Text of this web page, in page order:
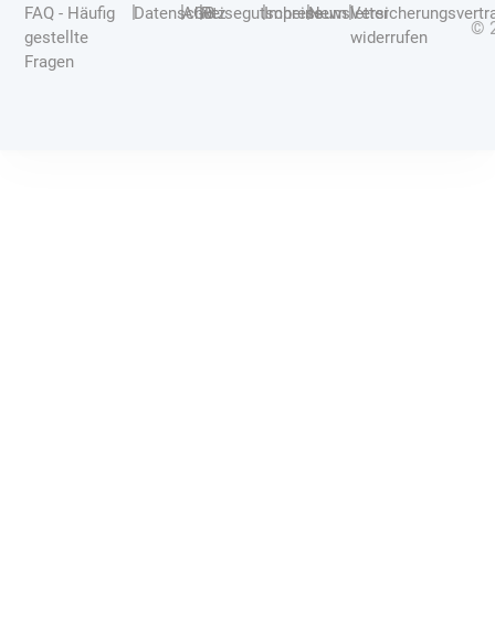
FAQ - Häufig
gestellte
Fragen
|Datenschutz
|AGB
|Reisegutscheine
|Impressum
|Newsletter
|
widerrufen
©